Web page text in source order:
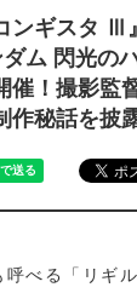
ンギスタ Ⅲ
ム 閃光の
催！撮影監
秘話を披
べる「リギ